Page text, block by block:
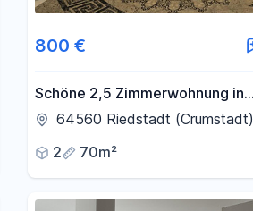
800 €
Schöne 2,5 Zimmerwohnung in
Riedstadt
64560 Riedstadt (Crumstadt)
2
70m²